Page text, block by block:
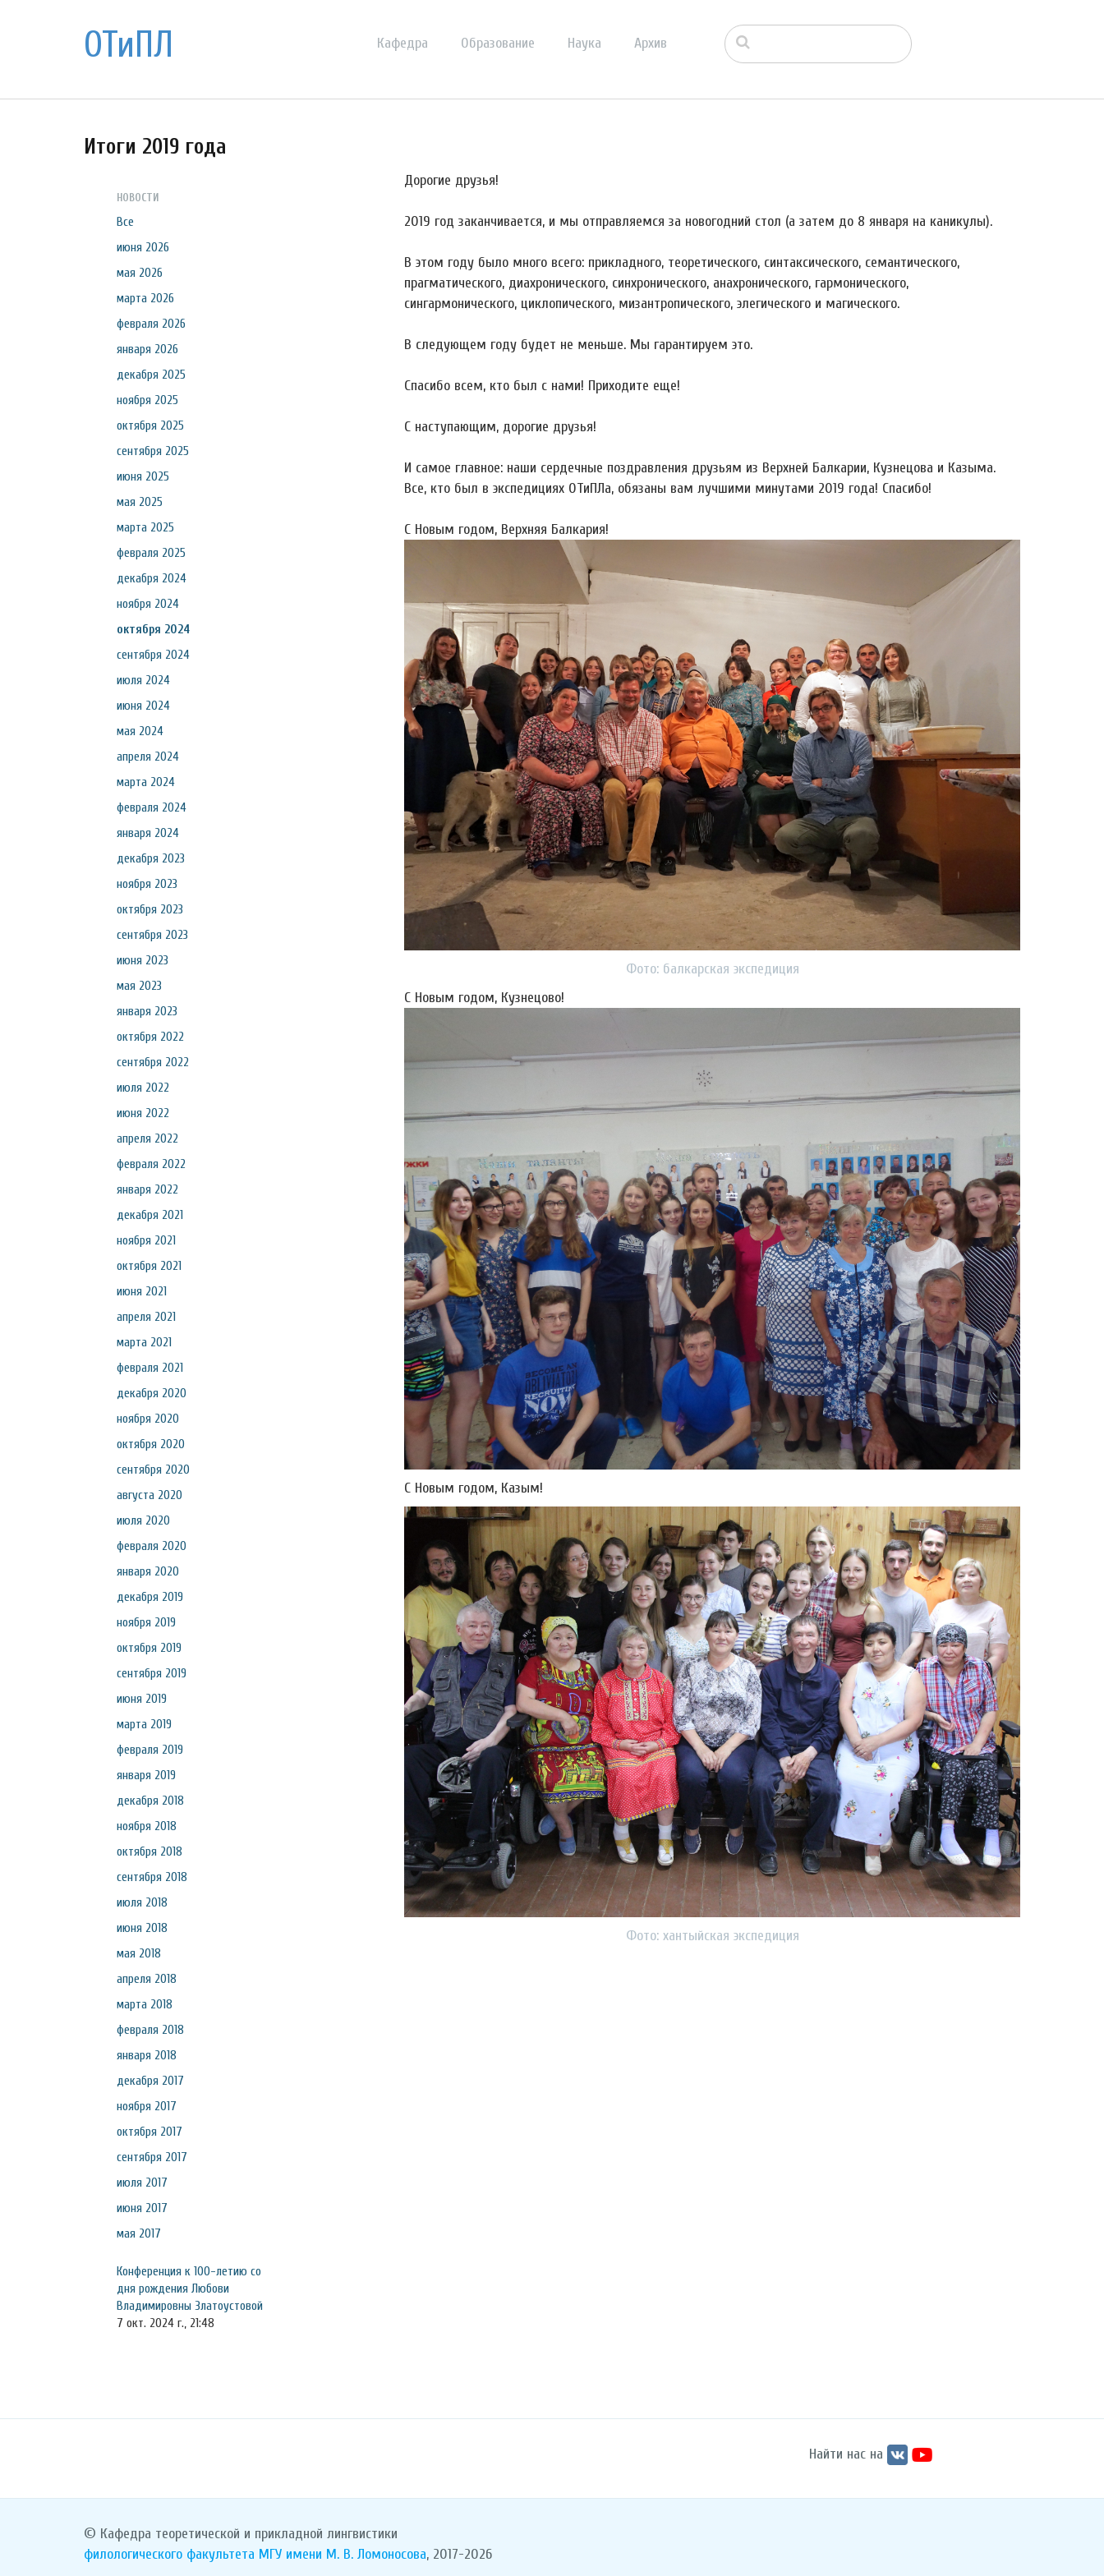
ОТиПЛ Кафедра Образование Наука Архив
Итоги 2019 года
НОВОСТИ
Все
июня 2026
мая 2026
марта 2026
февраля 2026
января 2026
декабря 2025
ноября 2025
октября 2025
сентября 2025
июня 2025
мая 2025
марта 2025
февраля 2025
декабря 2024
ноября 2024
октября 2024
сентября 2024
июля 2024
июня 2024
мая 2024
апреля 2024
марта 2024
февраля 2024
января 2024
декабря 2023
ноября 2023
октября 2023
сентября 2023
июня 2023
мая 2023
января 2023
октября 2022
сентября 2022
июля 2022
июня 2022
апреля 2022
февраля 2022
января 2022
декабря 2021
ноября 2021
октября 2021
июня 2021
апреля 2021
марта 2021
февраля 2021
декабря 2020
ноября 2020
октября 2020
сентября 2020
августа 2020
июля 2020
февраля 2020
января 2020
декабря 2019
ноября 2019
октября 2019
сентября 2019
июня 2019
марта 2019
февраля 2019
января 2019
декабря 2018
ноября 2018
октября 2018
сентября 2018
июля 2018
июня 2018
мая 2018
апреля 2018
марта 2018
февраля 2018
января 2018
декабря 2017
ноября 2017
октября 2017
сентября 2017
июля 2017
июня 2017
мая 2017
Конференция к 100-летию со
дня рождения Любови
Владимировны Златоустовой
7 окт. 2024 г., 21:48
Дорогие друзья!
2019 год заканчивается, и мы отправляемся за новогодний стол (а затем до 8 января на каникулы).
В этом году было много всего: прикладного, теоретического, синтаксического, семантического,
прагматического, диахронического, синхронического, анахронического, гармонического,
сингармонического, циклопического, мизантропического, элегического и магического.
В следующем году будет не меньше. Мы гарантируем это.
Спасибо всем, кто был с нами! Приходите еще!
С наступающим, дорогие друзья!
И самое главное: наши сердечные поздравления друзьям из Верхней Балкарии, Кузнецова и Казыма.
Все, кто был в экспедициях ОТиПЛа, обязаны вам лучшими минутами 2019 года! Спасибо!
С Новым годом, Верхняя Балкария!
Фото: балкарская экспедиция
С Новым годом, Кузнецово!
С Новым годом, Казым!
Фото: хантыйская экспедиция
Найти нас на
© Кафедра теоретической и прикладной лингвистики
филологического факультета МГУ имени М. В. Ломоносова, 2017-2026